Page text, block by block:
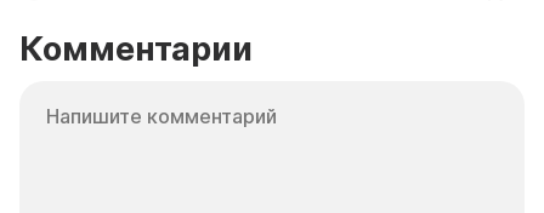
Комментарии